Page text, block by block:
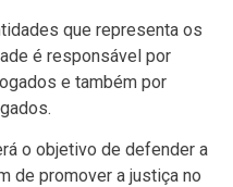
que representa os
é responsável por
e também por
o objetivo de defender a
de promover a justiça no